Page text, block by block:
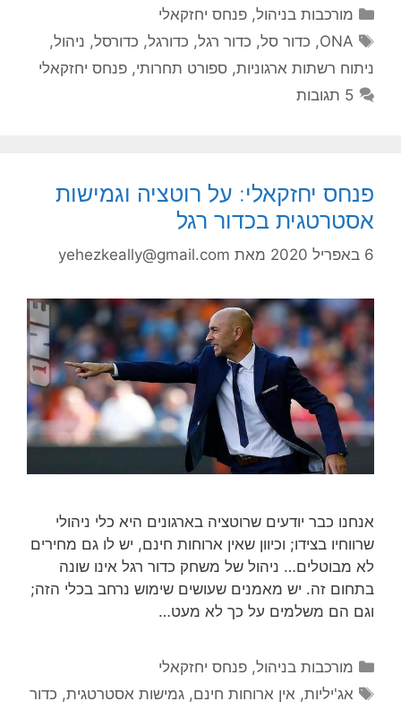
קטגוריות
מורכבות בניהול,פנחס יחזקאלי
תגיות
ONA
, כדור סל, כדור רגל, כדורגל, כדורסל, ניהול,
ניתוח רשתות ארגוניות, ספורט תחרותי, פנחס יחזקאלי
5 תגובות
פנחס יחזקאלי: על רוטציה וגמישות
אסטרטגית בכדור רגל
6 באפריל 2020 מאת yehezkeally@gmail.com
אנחנו כבר יודעים שרוטציה בארגונים היא כלי ניהולי
שרווחיו בצידו; וכיוון שאין ארוחות חינם, יש לו גם מחירים
לא מבוטלים… ניהול של משחק כדור רגל אינו שונה
בתחום זה. יש מאמנים שעושים שימוש נרחב בכלי הזה;
וגם הם משלמים על כך לא מעט…
קטגוריות
מורכבות בניהול,פנחס יחזקאלי
תגיות
אג'יליות, אין ארוחות חינם,גמישות אסטרטגית, כדור